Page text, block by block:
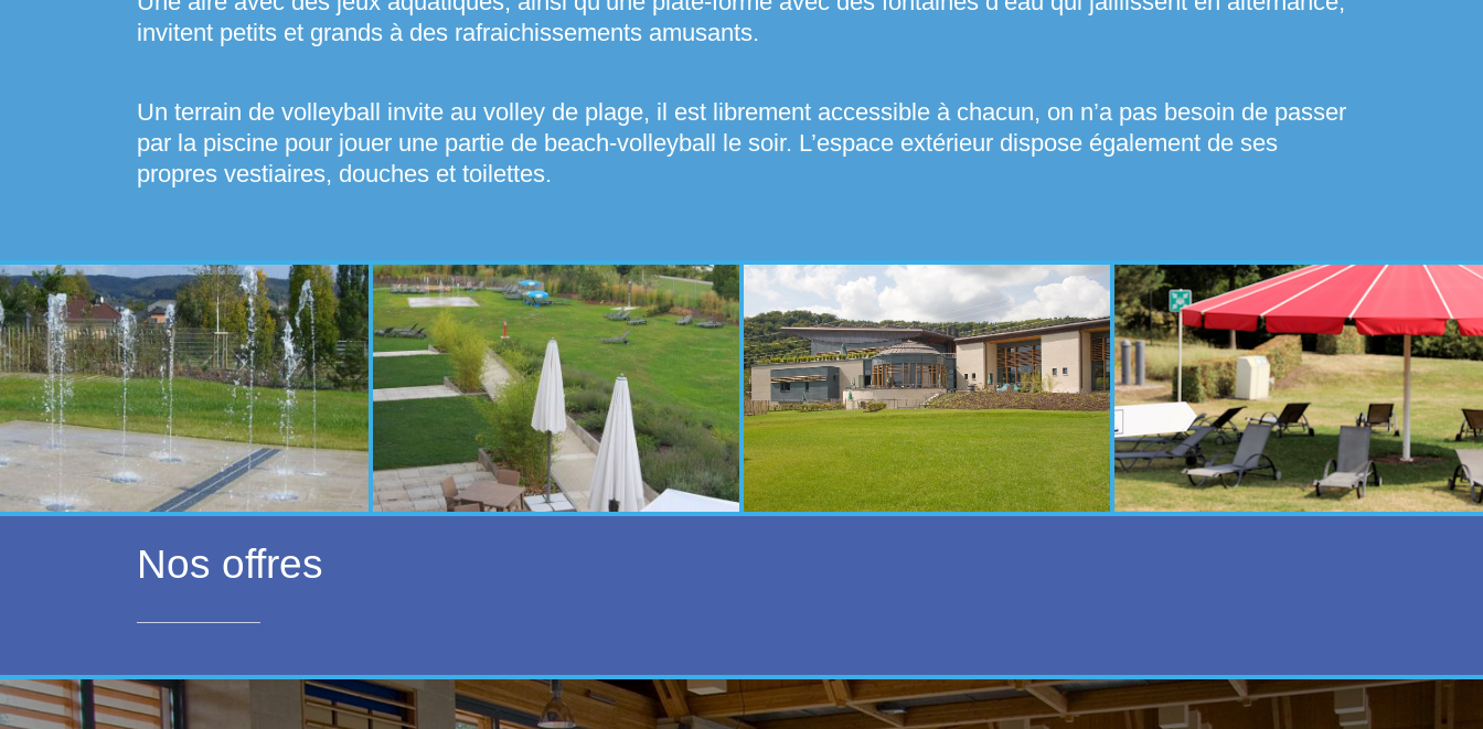
invitent petits et grands à des rafraichissements amusants.
Un terrain de volleyball invite au volley de plage, il est librement accessible à chacun, on n’a pas besoin de passer
par la piscine pour jouer une partie de beach-volleyball le soir. L’espace extérieur dispose également de ses
propres vestiaires, douches et toilettes.
Nos offres